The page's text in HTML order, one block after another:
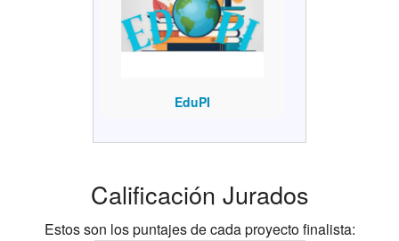
EduPI
Calificación Jurados
Estos son los puntajes de cada proyecto finalista: